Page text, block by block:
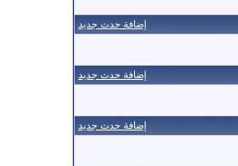
إضافة حدث جديد
إضافة حدث جديد
إضافة حدث جديد